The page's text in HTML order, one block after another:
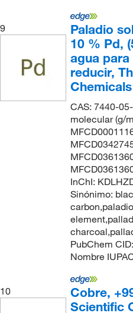
9
Paladio
10 % Pd,
agua
reducir,
Chemicals
CAS: 7440-
molecular (g/
InChI:
Sinónimo:
PubChem
Nombre
10
Cobre,
Scientific